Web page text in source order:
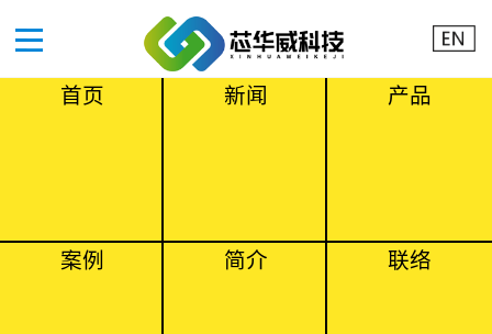
首页 新闻 产品
案例 简介 联络